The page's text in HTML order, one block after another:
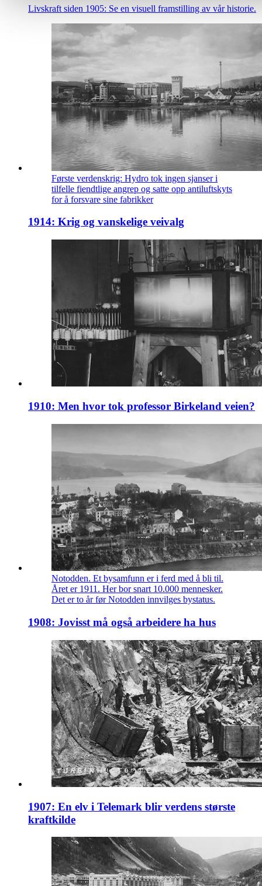
Livskraft siden 1905: Se en visuell framstilling av vår historie.
Første verdenskrig: Hydro tok ingen sjanser i
tilfelle fiendtlige angrep og satte opp antiluftskyts
for å forsvare sine fabrikker
1914: Krig og vanskelige veivalg
1910: Men hvor tok professor Birkeland veien?
Notodden. Et bysamfunn er i ferd med å bli til.
Året er 1911. Her bor snart 10.000 mennesker.
Det er to år før Notodden innvilges bystatus.
1908: Jovisst må også arbeidere ha hus
1907: En elv i Telemark blir verdens største
kraftkilde